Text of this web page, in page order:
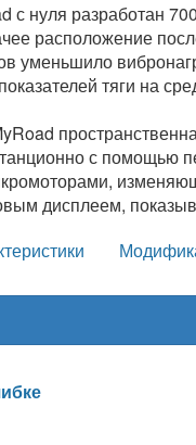
с нуля разработан
расположение
уменьшило
тяги на
с помощью
дисплеем,